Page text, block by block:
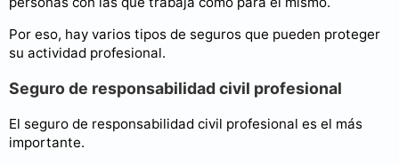
Por eso, hay varios tipos de seguros que pueden proteger
su actividad profesional.
Seguro de responsabilidad civil profesional
El seguro de responsabilidad civil profesional es el más
importante.